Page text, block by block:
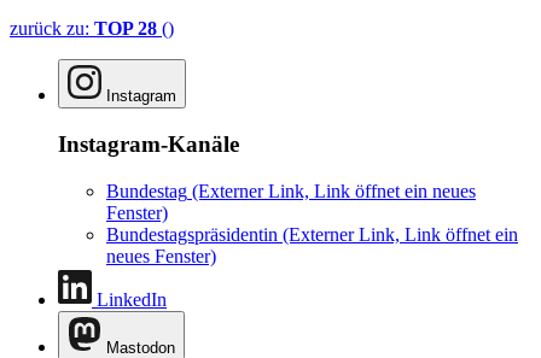
zurück zu: TOP 28 ()
Instagram
Instagram-Kanäle
Bundestag (Externer Link, Link öffnet ein neues
Fenster)
Bundestagspräsidentin (Externer Link, Link öffnet ein
neues Fenster)
LinkedIn
Mastodon